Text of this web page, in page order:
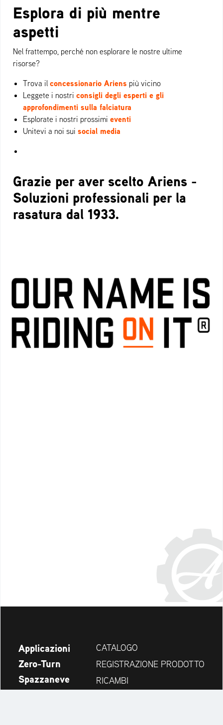
Esplora di più mentre
aspetti
Nel frattempo, perché non esplorare le nostre ultime
risorse?
Trova il concessionario Ariens più vicino
Leggete i nostri consigli degli esperti e gli
approfondimenti sulla falciatura
Esplorate i nostri prossimi eventi
Unitevi a noi sui social media
Grazie per aver scelto Ariens -
Soluzioni professionali per la
rasatura dal 1933.
Applicazioni
Zero-Turn
Spazzaneve
CATALOGO
REGISTRAZIONE PRODOTTO
RICAMBI